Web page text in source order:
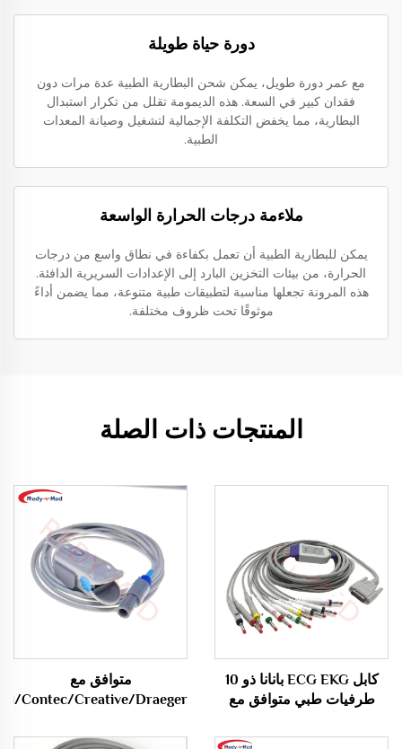
دورة حياة طويلة
مع عمر دورة طويل، يمكن شحن البطارية الطبية عدة مرات دون
فقدان كبير في السعة. هذه الديمومة تقلل من تكرار استبدال
البطارية، مما يخفض التكلفة الإجمالية لتشغيل وصيانة المعدات
الطبية.
ملاءمة درجات الحرارة الواسعة
يمكن للبطارية الطبية أن تعمل بكفاءة في نطاق واسع من درجات
الحرارة، من بيئات التخزين البارد إلى الإعدادات السريرية الدافئة.
هذه المرونة تجعلها مناسبة لتطبيقات طبية متنوعة، مما يضمن أداءً
موثوقًا تحت ظروف مختلفة.
المنتجات ذات الصلة
كابل ECG EKG بانانا ذو 10
طرفيات طبي متوافق مع
ساخنة
متوافق مع
Contec/Creative/Draeger
Kontron/Sonolife/Venni